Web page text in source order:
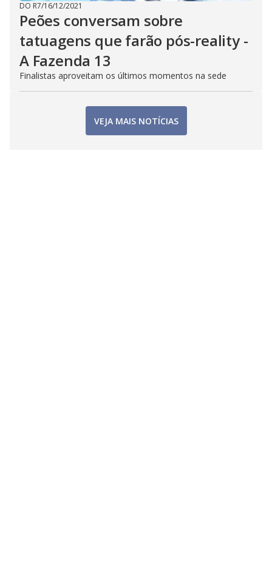
DO R7/16/12/2021
Peões conversam sobre
tatuagens que farão pós-reality -
A Fazenda 13
Finalistas aproveitam os últimos momentos na sede
VEJA MAIS NOTÍCIAS